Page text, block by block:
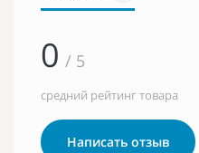
0 / 5
средний рейтинг товара
Написать отзыв